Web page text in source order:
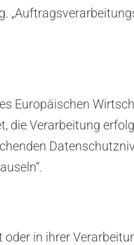
Europäischen
die Verarbeitung
in ihrer